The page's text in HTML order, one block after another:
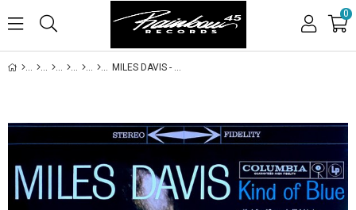
0
MILES DAVIS - KIND OF BLUE